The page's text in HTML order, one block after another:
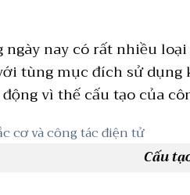
nay có rất nhiều
tùng mục đích sử dụng
vì thế cấu tạo của
Cấu